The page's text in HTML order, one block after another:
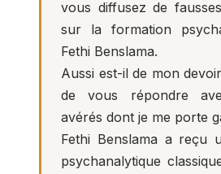
vous diffusez de
sur la formation
Fethi Benslama.
Aussi est-il de mon
de vous répondre
avérés dont je me porte
Fethi Benslama a reçu
psychanalytique